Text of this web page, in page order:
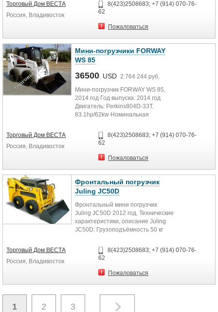
Торговый Дом ВЕСТА
Россия, Владивосток
8(423)2508683; +7 (914) 070-76-
62
Пожаловаться
Мини-погрузчики FORWAY
WS 85
36500 USD 2 764 244 руб.
Мини-погрузчик FORWAY WS 85,
2014 год Год выпуска: 2014 год
Двигатель: Perkins804D-33T,
83.1hp/62kw Номинальная
Торговый Дом ВЕСТА
Россия, Владивосток
8(423)2508683; +7 (914) 070-76-
62
Пожаловаться
Фронтальный погрузчик
Juling JC50D
Фронтальный мини погрузчик
Juling JC50D 2012 год. Технические
характеристики, описание Juling
JC50D: Грузоподъёмность 50 кг
Торговый Дом ВЕСТА
Россия, Владивосток
8(423)2508683; +7 (914) 070-76-
62
Пожаловаться
1 2 3